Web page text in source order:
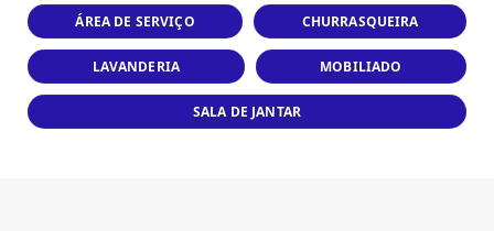
ÁREA DE SERVIÇO CHURRASQUEIRA
LAVANDERIA MOBILIADO
SALA DE JANTAR